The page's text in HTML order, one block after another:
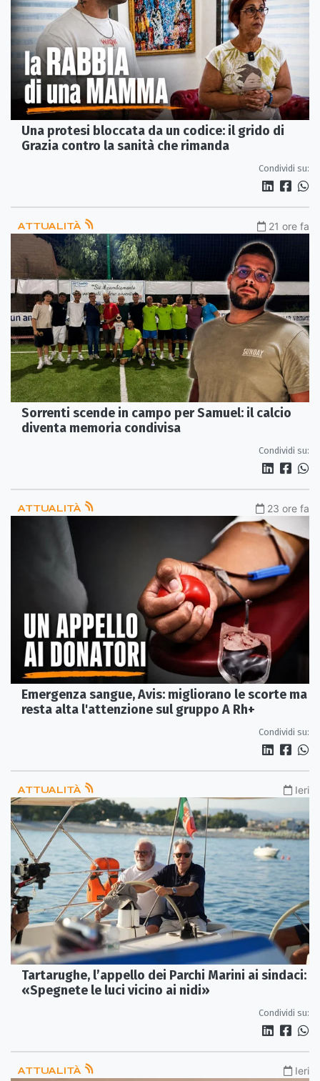
Una protesi bloccata da un codice: il grido di
Grazia contro la sanità che rimanda
Condividi su:
ATTUALITÀ 21 ore fa
Sorrenti scende in campo per Samuel: il calcio
diventa memoria condivisa
Condividi su:
ATTUALITÀ 23 ore fa
Emergenza sangue, Avis: migliorano le scorte ma
resta alta l'attenzione sul gruppo A Rh+
Condividi su:
ATTUALITÀ Ieri
Tartarughe, l’appello dei Parchi Marini ai sindaci:
«Spegnete le luci vicino ai nidi»
Condividi su:
ATTUALITÀ Ieri